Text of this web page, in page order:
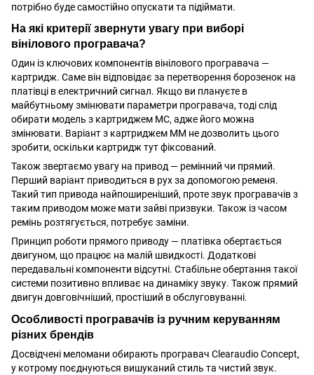
потрібно буде самостійно опускати та підіймати.
На які критерії звернути увагу при виборі
вінілового програвача?
Один із ключових компонентів вінілового програвача —
картридж. Саме він відповідає за перетворення борозенок на
платівці в електричний сигнал. Якщо ви плануєте в
майбутньому змінювати параметри програвача, тоді слід
обирати модель з картриджем МС, адже його можна
змінювати. Варіант з картриджем ММ не дозволить цього
зробити, оскільки картридж тут фіксований.
Також звертаємо увагу на привод — ремінний чи прямий.
Перший варіант приводиться в рух за допомогою ременя.
Такий тип привода найпоширеніший, проте звук програвачів з
таким приводом може мати зайві призвуки. Також із часом
ремінь розтягується, потребує заміни.
Принцип роботи прямого приводу — платівка обертається
двигуном, що працює на малій швидкості. Додаткові
передавальні компоненти відсутні. Стабільне обертання такої
системи позитивно впливає на динаміку звуку. Також прямий
двигун довговічніший, простіший в обслуговуванні.
Особливості програвачів із ручним керуванням
різних брендів
Досвідчені меломани обирають програвач Clearaudio Concept,
у котрому поєднуються вишуканий стиль та чистий звук.